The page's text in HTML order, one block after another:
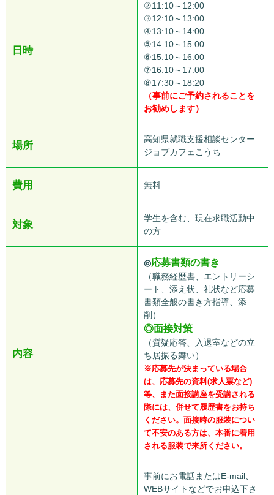
日時
②11:10～12:00
③12:10～13:00
④13:10～14:00
⑤14:10～15:00
⑥15:10～16:00
⑦16:10～17:00
⑧17:30～18:20
（事前にご予約されることを
お勧めします）
場所
高知県就職支援相談センター
ジョブカフェこうち
費用 無料
対象
学生を含む、現在求職活動中
の方
内容
◎応募書類の書き
（職務経歴書、エントリーシ
ート、添え状、礼状など応募
書類全般の書き方指導、添
削）
◎面接対策
（質疑応答、入退室などの立
ち居振る舞い）
※応募先が決まっている場合
は、応募先の資料(求人票など)
等、また面接講座を受講される
際には、併せて履歴書をお持ち
ください。面接時の服装につい
て不安のある方は、本番に着用
される服装で来所ください。
事前にお電話またはE-mail、
WEBサイトなどでお申込下さ